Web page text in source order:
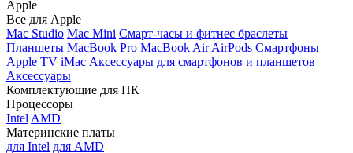
Apple
Все для Apple
Mac Studio Mac Mini Смарт-часы и фитнес браслеты
Планшеты MacBook Pro MacBook Air AirPods Смартфоны
Apple TV iMac Аксессуары для смартфонов и планшетов
Аксессуары
Комплектующие для ПК
Процессоры
Intel AMD
Материнские платы
для Intel для AMD